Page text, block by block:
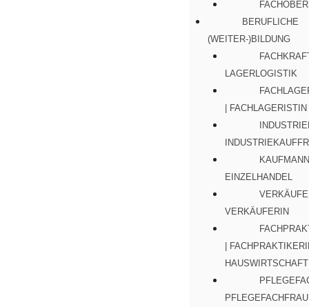
BERUFLICHE
(WEITER-)BILDUNG
LAGERLOGISTIK
| FACHLAGERISTIN
EINZELHANDEL
VERKÄUFERIN
|
HAUSWIRTSCHAFT
PFLEGEFACHFRAU